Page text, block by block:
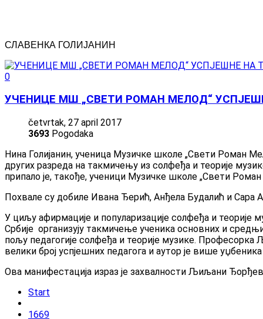
СЛАВЕНКА ГОЛИЈАНИН
0
УЧЕНИЦЕ МШ „СВЕТИ РОМАН МЕЛОД“
četvrtak, 27 april 2017
3693 Pogodaka
Нина Голијанин, ученица Музичке школе „Свети Роман
других разреда на такмичењу из солфеђа и теорије
припало је, такође, ученици Музичке школе „Свети
Похвале су добиле Ивана Ђерић, Анђела Будалић и Сара
У циљу афирмације и популаризације солфеђа и теорије
Србије организују такмичење ученика основних и
пољу педагогије солфеђа и теорије музике.
велики број успјешних педагога и аутор је више
Ова манифестација израз је захвалности Љиљани
Start
1669